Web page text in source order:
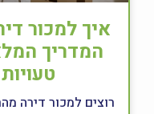
איך למכור
המדריך
רוצים למכור דירה